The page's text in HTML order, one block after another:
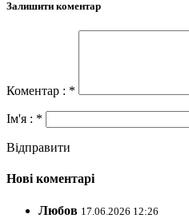
Залишити коментар
Коментар : *
Ім'я : *
Відправити
Нові коментарі
Любов 17.06.2026 12:26